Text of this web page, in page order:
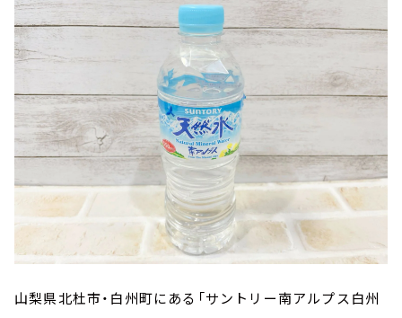
山梨県北杜市・白州町にある「サントリー南アルプス白州